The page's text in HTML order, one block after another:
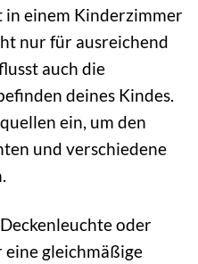
in einem Kinderzimmer
nur für ausreichend
auch die
deines Kindes.
ein, um den
und verschiedene
oder
eine gleichmäßige